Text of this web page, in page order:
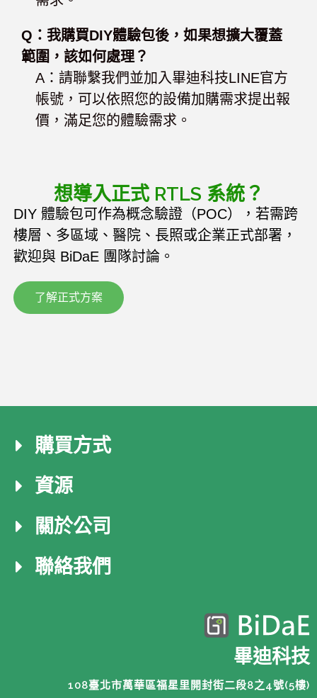
Q：我購買DIY體驗包後，如果想擴大覆蓋
範圍，該如何處理？
A：請聯繫我們並加入畢迪科技LINE官方
帳號，可以依照您的設備加購需求提出報
價，滿足您的體驗需求。
想導入正式 RTLS 系統？
DIY 體驗包可作為概念驗證（POC），若需跨
樓層、多區域、醫院、長照或企業正式部署，
歡迎與 BiDaE 團隊討論。
了解正式方案
購買方式
資源
關於公司
聯絡我們
畢迪科技
108臺北市萬華區福星里開封街二段8之4號(5樓)